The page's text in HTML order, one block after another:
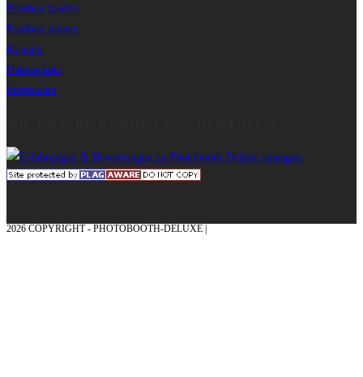
Fotobox kaufen
Fotobox mieten
Kontakt
Datenschutz
Impressum
2026 COPYRIGHT - PHOTOBOOTH-DELUXE |